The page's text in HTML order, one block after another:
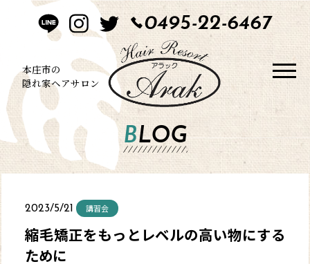
HOME
CONCEPT
STYLE
MENU
SALON
0495-22-6467
本庄市の
隠れ家ヘアサロン
BLOG
2023/5/21 講習会
縮毛矯正をもっとレベルの高い物にする
ために